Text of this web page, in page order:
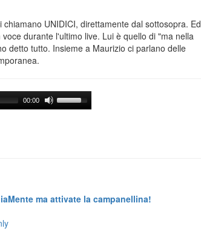
UNIDICI, direttamente dal sottosopra. Ed
durante l'ultimo live. Lui è quello di "ma nella
detto tutto. Insieme a Maurizio ci parlano delle
00:00
ma attivate la campanellina!